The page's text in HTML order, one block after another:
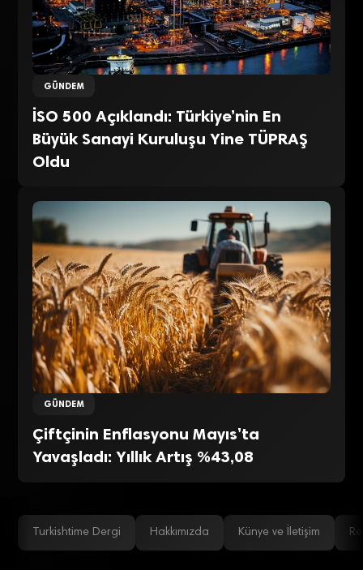
GÜNDEM
İSO 500 Açıklandı: Türkiye’nin En
Büyük Sanayi Kuruluşu Yine TÜPRAŞ
Oldu
GÜNDEM
Çiftçinin Enflasyonu Mayıs’ta
Yavaşladı: Yıllık Artış %43,08
Turkishtime Dergi Hakkımızda Künye ve İletişim